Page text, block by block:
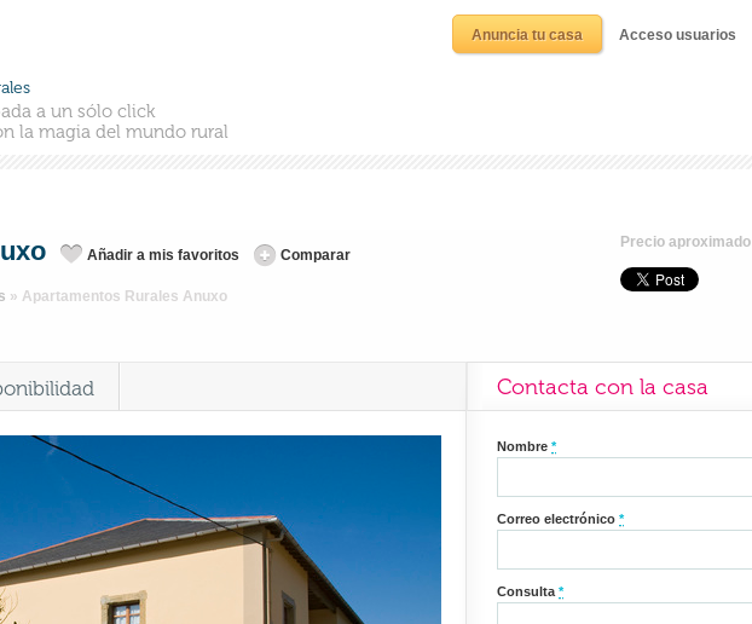
a un sólo click
la magia del mundo rural
Anuncia tu casa Acceso usuarios
Añadir a mis favoritos Comparar
» Apartamentos Rurales Anuxo
Precio aproximado
Contacta con la casa
Nombre*
Correo electrónico*
Consulta*